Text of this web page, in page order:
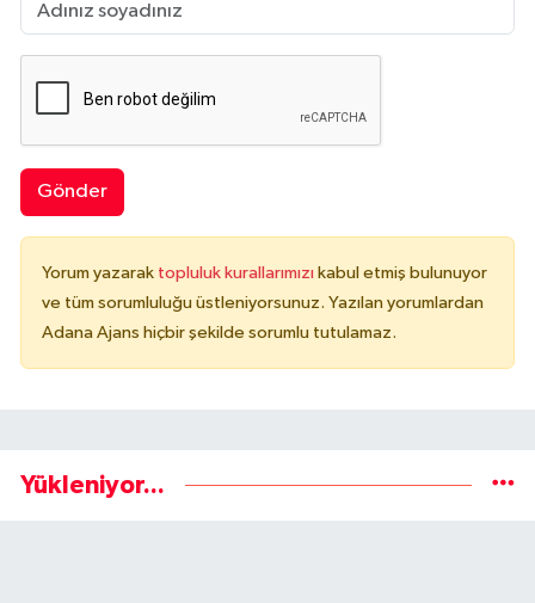
Gönder
Yorum yazarak topluluk kurallarımızı kabul etmiş bulunuyor
ve tüm sorumluluğu üstleniyorsunuz. Yazılan yorumlardan
Adana Ajans hiçbir şekilde sorumlu tutulamaz.
Yükleniyor...